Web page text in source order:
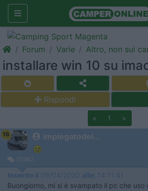
Forum Varie Altro, non sui
installare win 10 su
Rispondi
< 1 >
16 impiegatodel...
30961
Inserito il 09/04/2020 alle: 14:11:41
Buongiorno, mi si è svampato il pc che uso